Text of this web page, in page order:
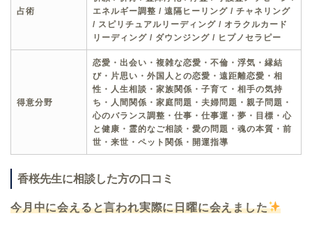
占術
エネルギー調整 / 遠隔ヒーリング / チャネリング
/ スピリチュアルリーディング / オラクルカード
リーディング / ダウンジング / ヒプノセラピー
得意分野
恋愛・出会い・複雑な恋愛・不倫・浮気・縁結
び・片思い・外国人との恋愛・遠距離恋愛・相
性・人生相談・家族関係・子育て・相手の気持
ち・人間関係・家庭問題・夫婦問題・親子問題・
心のバランス調整・仕事・仕事運・夢・目標・心
と健康・霊的なご相談・愛の問題・魂の本質・前
世・来世・ペット関係・開運指導
香桜先生に相談した方の口コミ
今月中に会えると言われ実際に日曜に会えました